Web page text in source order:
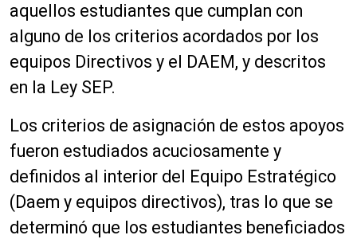
aquellos estudiantes que cumplan con
alguno de los criterios acordados por los
equipos Directivos y el DAEM, y descritos
en la Ley SEP.
Los criterios de asignación de estos apoyos
fueron estudiados acuciosamente y
definidos al interior del Equipo Estratégico
(Daem y equipos directivos), tras lo que se
determinó que los estudiantes beneficiados